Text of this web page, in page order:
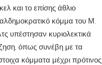
και το επίσης άθλιο
κόμμα του Μ.
υπέστησαν κυριολεκτικά
όπως συνέβη με τα
κόμματα μέχρι πρότινος